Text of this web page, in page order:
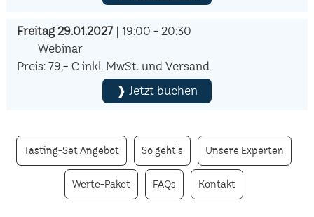
Freitag 29.01.2027| 19:00 - 20:30
Webinar
Preis: 79,- € inkl. MwSt. und Versand
❱ Jetzt buchen
Tasting-Set Angebot So geht's Unsere Experten
Werte-Paket FAQs Kontakt